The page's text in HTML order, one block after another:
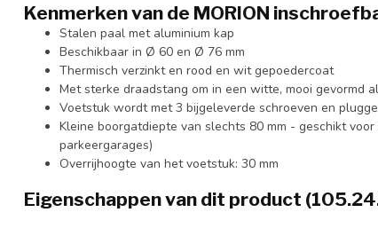
Kenmerken van de MORION
Stalen paal met aluminium kap
Beschikbaar in Ø 60 en Ø 76 mm
Thermisch verzinkt en rood en wit gepoedercoat
Met sterke draadstang om in een witte, mooi gevormd
Voetstuk wordt met 3 bijgeleverde schroeven en
Kleine boorgatdiepte van slechts 80 mm - geschikt
parkeergarages)
Overrijhoogte van het voetstuk: 30 mm
Eigenschappen van dit product